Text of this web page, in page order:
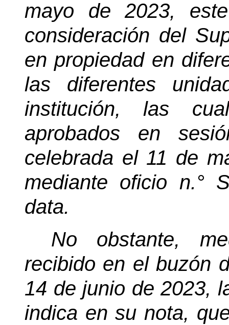
mayo de 2023,
consideración del
en propiedad en
las diferentes
institución, las
aprobados en
celebrada el 11 de
mediante oficio n.°
data.
No obstante,
recibido en el buzón
14 de junio de 2023,
indica en su nota,